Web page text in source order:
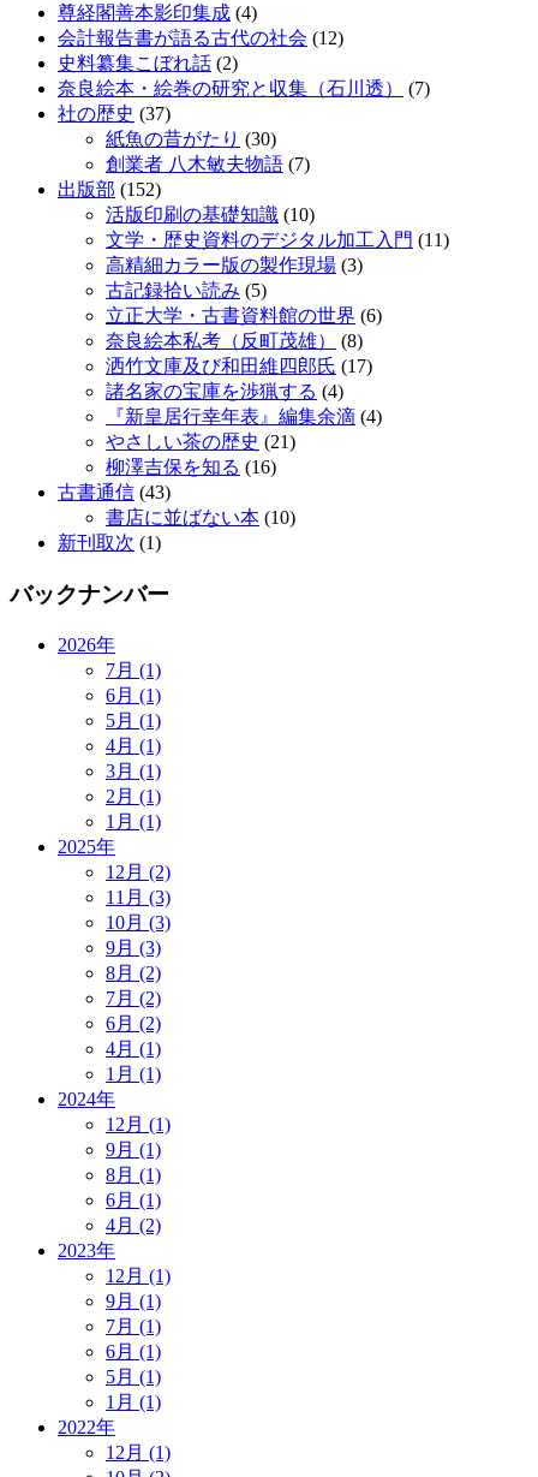
尊経閣善本影印集成 (4)
会計報告書が語る古代の社会 (12)
史料纂集こぼれ話 (2)
奈良絵本・絵巻の研究と収集（石川透）
(7)
社の歴史 (37)
紙魚の昔がたり (30)
創業者 八木敏夫物語 (7)
出版部 (152)
活版印刷の基礎知識 (10)
文学・歴史資料のデジタル加工入門 (11)
高精細カラー版の製作現場 (3)
古記録拾い読み (5)
立正大学・古書資料館の世界 (6)
奈良絵本私考（反町茂雄）
(8)
洒竹文庫及び和田維四郎氏 (17)
諸名家の宝庫を渉猟する (4)
『新皇居行幸年表』編集余滴 (4)
やさしい茶の歴史 (21)
柳澤吉保を知る (16)
古書通信 (43)
書店に並ばない本 (10)
新刊取次 (1)
バックナンバー
2026年
7月 (1)
6月 (1)
5月 (1)
4月 (1)
3月 (1)
2月 (1)
1月 (1)
2025年
12月 (2)
11月 (3)
10月 (3)
9月 (3)
8月 (2)
7月 (2)
6月 (2)
4月 (1)
1月 (1)
2024年
12月 (1)
9月 (1)
8月 (1)
6月 (1)
4月 (2)
2023年
12月 (1)
9月 (1)
7月 (1)
6月 (1)
5月 (1)
1月 (1)
2022年
12月 (1)